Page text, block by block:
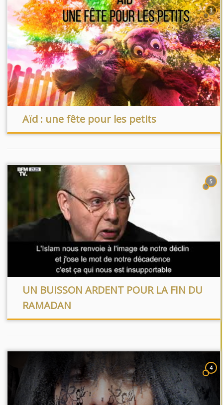
3
Aïd : une fête pour les petits
5
UN BUISSON ARDENT POUR LA FIN DU
RAMADAN
4